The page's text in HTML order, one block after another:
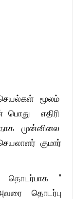
மூலம்
பொது எதிரி
முன்னிலை
குமார்
தொடர்பாக ”
தொடர்பு